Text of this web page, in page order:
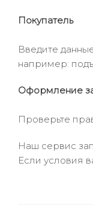
Покупатель
Введите
например:
Оформление
Проверьте
Наш сервис
Если условия